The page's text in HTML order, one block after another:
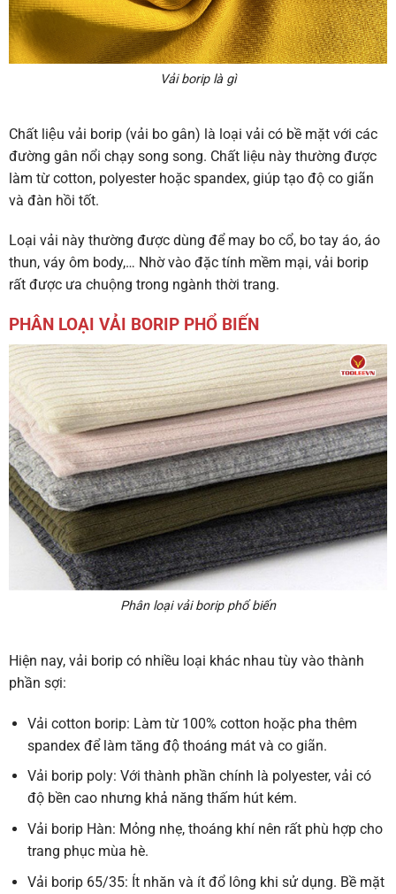
Vải borip là gì
Chất liệu vải borip (vải bo gân) là loại vải có bề mặt với các
đường gân nổi chạy song song. Chất liệu này thường được
làm từ cotton, polyester hoặc spandex, giúp tạo độ co giãn
và đàn hồi tốt.
Loại vải này thường được dùng để may bo cổ, bo tay áo, áo
thun, váy ôm body,… Nhờ vào đặc tính mềm mại, vải borip
rất được ưa chuộng trong ngành thời trang.
PHÂN LOẠI VẢI BORIP PHỔ BIẾN
Phân loại vải borip phổ biến
Hiện nay, vải borip có nhiều loại khác nhau tùy vào thành
phần sợi:
Vải cotton borip: Làm từ 100% cotton hoặc pha thêm
spandex để làm tăng độ thoáng mát và co giãn.
Vải borip poly: Với thành phần chính là polyester, vải có
độ bền cao nhưng khả năng thấm hút kém.
Vải borip Hàn: Mỏng nhẹ, thoáng khí nên rất phù hợp cho
trang phục mùa hè.
Vải borip 65/35: Ít nhăn và ít đổ lông khi sử dụng. Bề mặt